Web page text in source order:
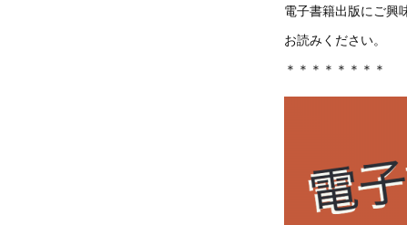
電子書籍出版にご興
お読みください。
＊＊＊＊＊＊＊＊